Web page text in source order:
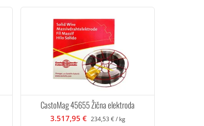
CastoMag 45655 Žična elektroda
3.517,95 € 234,53 € / kg